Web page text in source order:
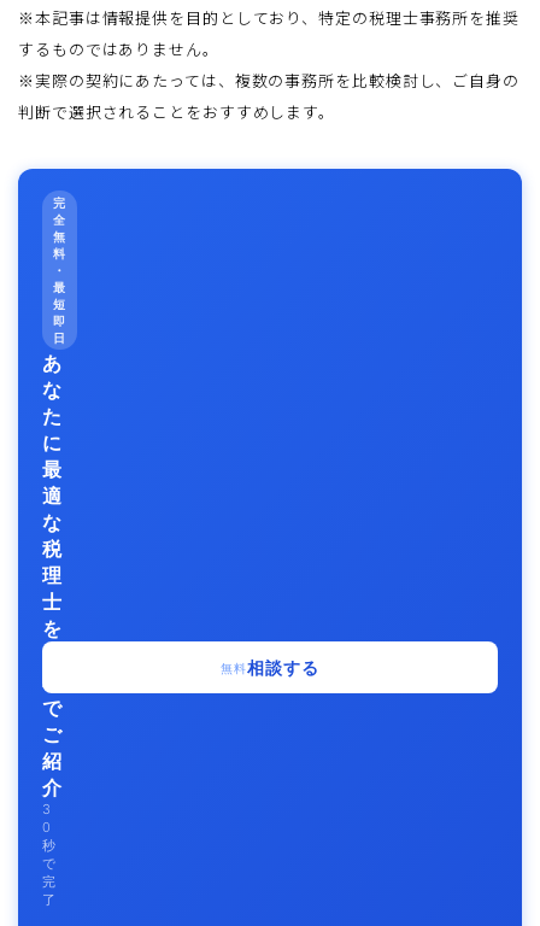
※本記事は情報提供を目的としており、特定の税理士事務所を推奨
するものではありません。
※実際の契約にあたっては、複数の事務所を比較検討し、ご自身の
判断で選択されることをおすすめします。
完
全
無
料
・
最
短
即
日
あ
な
た
に
最
適
な
税
理
士
を
無
料
で
ご
紹
介
3
0
秒
で
完
了
無料相談する